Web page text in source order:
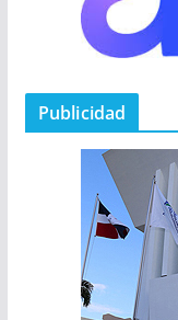
Publicidad